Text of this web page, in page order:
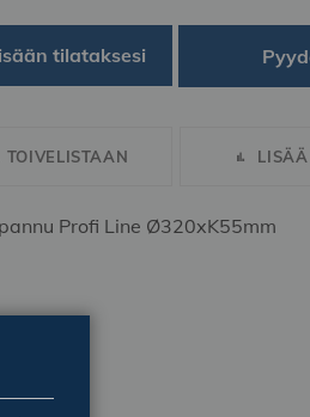
tilataksesi
TOIVELISTAAN
Profi Line Ø320xK55mm